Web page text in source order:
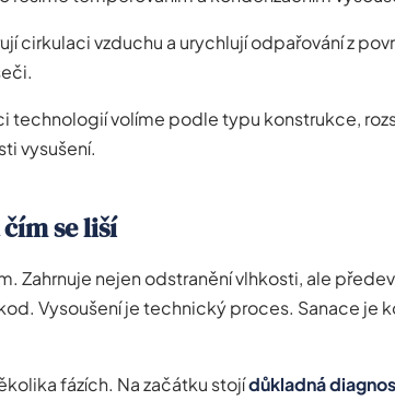
cirkulaci vzduchu a urychlují odpařování z
technologií volíme podle typu konstrukce,
vysušení.
čím se liší
Zahrnuje nejen odstranění vlhkosti, ale
Vysoušení je technický proces. Sanace je
fázích. Na začátku stojídůkladná